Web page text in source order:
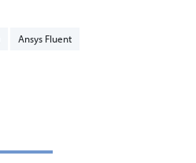
Ansys Fluent